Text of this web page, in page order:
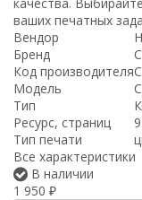
ваших печатных
Вендор
Бренд
Код производителя
Модель
Тип
Ресурс, страниц
Тип печати
Все характеристики
В наличии
1 950 ₽